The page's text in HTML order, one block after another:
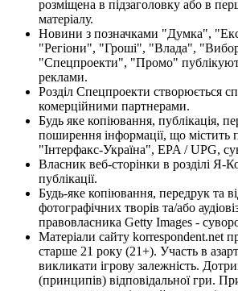
розміщена в підзаголовку або в
матеріалу.
Новини з позначками "Думка",
"Регіони", "Гроші", "Влада",
"Спецпроекти", "Промо"
реклами.
Розділ Спецпроекти створюється
комерційними партнерами.
Будь яке копіювання, публікація,
поширення інформації, що містить
"Інтерфакс-Україна", EPA / UPG,
Власник веб-сторінки в розділі Я-
публікації.
Будь-яке копіювання, передрук та
фотографічних творів та/або
правовласника Getty Images -
Матеріали сайту korrespondent.net
старше 21 року (21+). Участь в
викликати ігрову залежність.
(принципів) відповідальної гри.